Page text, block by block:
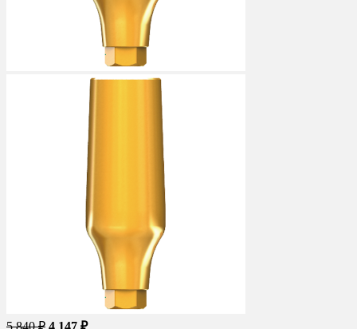
5 840 ₽ 4 147 ₽